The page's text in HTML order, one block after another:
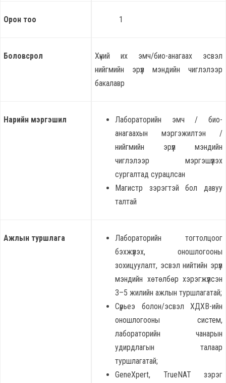
Орон тоо 1
Боловсрол
Хүний их эмч/био-анагаах эсвэл
нийгмийн эрүүл мэндийн чиглэлээр
бакалавр
Нарийн мэргэшил
Лабораторийн эмч / био-
анагаахын мэргэжилтэн /
нийгмийн эрүүл мэндийн
чиглэлээр мэргэшүүлэх
сургалтад сурацлсан
Магистр зэрэгтэй бол давуу
талтай
Ажлын туршлага
Лабораторийн тогтолцоог
бэхжүүлэх, оношлогооны
зохицуулалт, эсвэл нийтийн эрүүл
мэндийн хөтөлбөр хэрэгжүүлсэн
3–5 жилийн ажлын туршлагатай;
Сүрьеэ болон/эсвэл ХДХВ-ийн
оношлогооны систем,
лабораторийн чанарын
удирдлагын талаар
туршлагатай;
GeneXpert, TrueNAT зэрэг